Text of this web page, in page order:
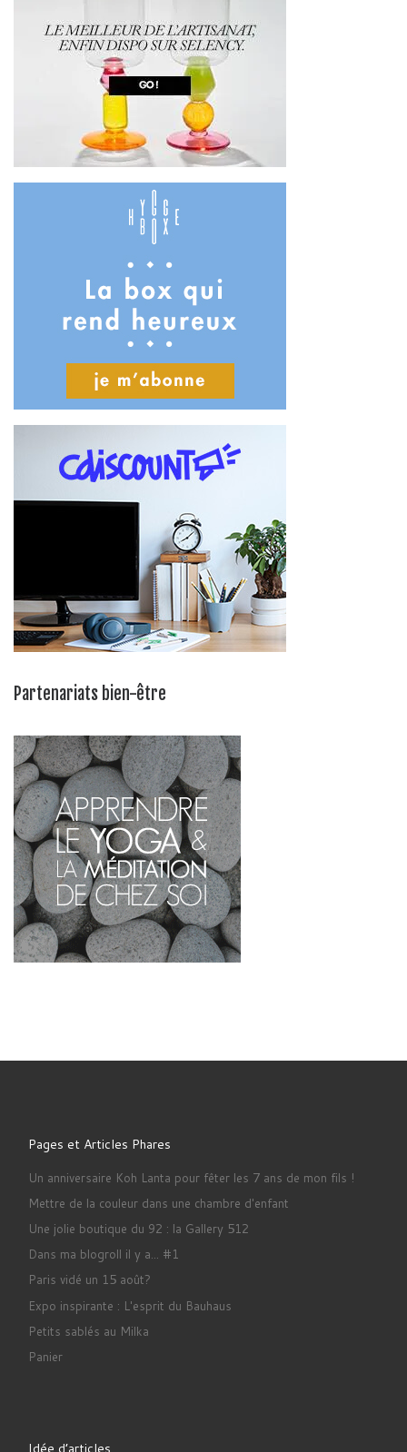
Partenariats bien-être
Pages et Articles Phares
Un anniversaire Koh Lanta pour fêter les 7 ans de mon fils !
Mettre de la couleur dans une chambre d'enfant
Une jolie boutique du 92 : la Gallery 512
Dans ma blogroll il y a... #1
Paris vidé un 15 août?
Expo inspirante : L'esprit du Bauhaus
Petits sablés au Milka
Panier
Idée d’articles